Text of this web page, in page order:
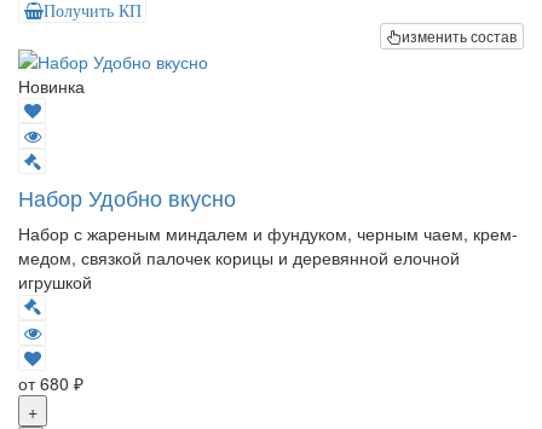
Получить КП
изменить состав
Новинка
Набор Удобно вкусно
Набор с жареным миндалем и фундуком, черным чаем, крем-
медом, связкой палочек корицы и деревянной елочной
игрушкой
от 680 ₽
+